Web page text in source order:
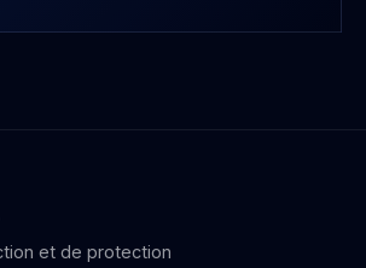
et de protection